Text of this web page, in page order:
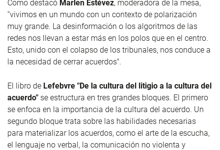
Como destacó Marlen Estévez, moderadora de la mesa,
“vivimos en un mundo con un contexto de polarización
muy grande. La desinformación o los algoritmos de las
redes nos llevan a estar más en los polos que en el centro.
Esto, unido con el colapso de los tribunales, nos conduce a
la necesidad de cerrar acuerdos".
El libro de Lefebvre "De la cultura del litigio a la cultura del
acuerdo" se estructura en tres grandes bloques. El primero
se enfoca en la importancia de la cultura del acuerdo. Un
segundo bloque trata sobre las habilidades necesarias
para materializar los acuerdos, como el arte de la escucha,
el lenguaje no verbal, la comunicación no violenta y